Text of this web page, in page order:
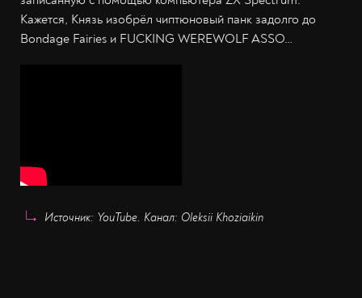
Кажется, Князь изобрёл чиптюновый панк задолго до
Bondage Fairies и FUCKING WEREWOLF ASSO…
Источник: YouTube. Канал: Oleksii Khoziaikin